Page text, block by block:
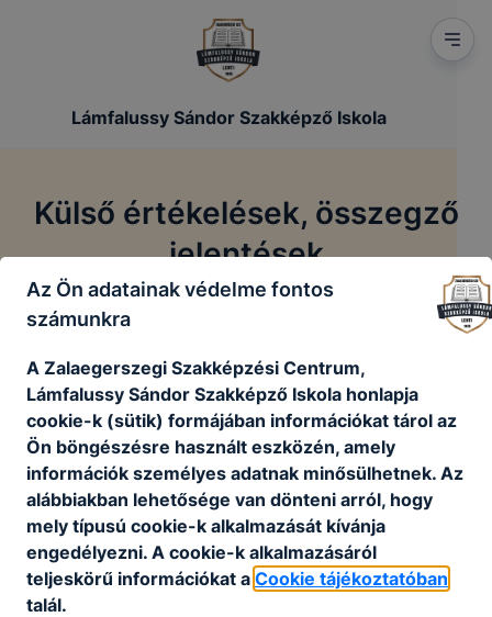
Lámfalussy Sándor Szakképző Iskola
Külső értékelések, összegző
jelentések
Főoldal /
Feltöltés alatt...
Az Ön adatainak védelme fontos
számunkra
A Zalaegerszegi Szakképzési Centrum,
Lámfalussy Sándor Szakképző Iskola honlapja
cookie-k (sütik) formájában információkat tárol az
Ön böngészésre használt eszközén, amely
információk személyes adatnak minősülhetnek. Az
alábbiakban lehetősége van dönteni arról, hogy
mely típusú cookie-k alkalmazását kívánja
engedélyezni. A cookie-k alkalmazásáról
teljeskörű információkat a Cookie tájékoztatóban
talál.